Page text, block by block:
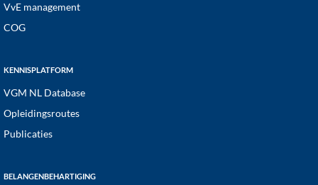
VvE management
COG
KENNISPLATFORM
VGM NL Database
Opleidingsroutes
Publicaties
BELANGENBEHARTIGING